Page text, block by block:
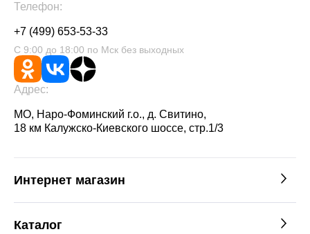
Телефон:
+7 (499) 653-53-33
С 9:00 до 18:00 по Мск без выходных
Адрес:
МО, Наро-Фоминский г.о., д. Свитино,
18 км Калужско-Киевского шоссе, стр.1/3
Интернет магазин
Каталог